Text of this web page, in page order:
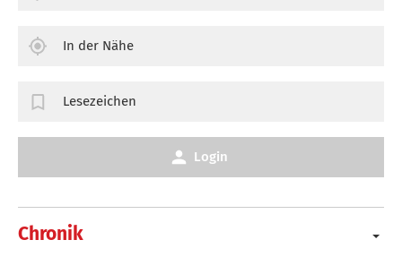
Chronik
In der Nähe
Lesezeichen
Login